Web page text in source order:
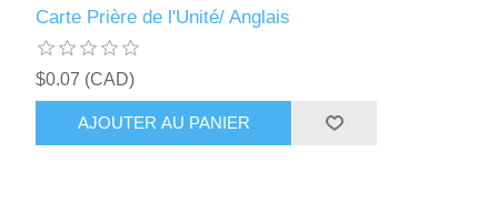
Carte Prière de l'Unité/ Anglais
$0.07 (CAD)
AJOUTER AU PANIER